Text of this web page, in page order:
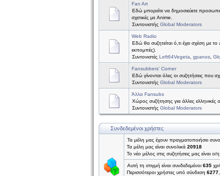
Fan Art
Εδώ μπορείτε να δημοσιεύετε
σχετικές με Anime.
Συντονιστής Global Moderators
Web Radio
Εδώ θα συζητείται ό,τι έχει σχέση με
εκπομπές).
Συντονιστές Left64Vegeta gpanos
Fansubbers' Corner
Εδώ γίνονται όλες οι συζητήσεις που
Συντονιστής Global Moderators
Άλλα Fansubs
Χώρος συζήτησης για άλλες
Συντονιστής Global Moderators
Συνδεδεμένοι χρήστες
Τα μέλη μας έχουν πραγματοποιήσει
Τα μέλη μας είναι συνολικά 20918
Το νέο μέλος στις συζητήσεις μας είναι ο/
Αυτή τη στιγμή είναι συνδεδεμένοι 635
Περισσότεροι χρήστες υπό σύνδεση 6277